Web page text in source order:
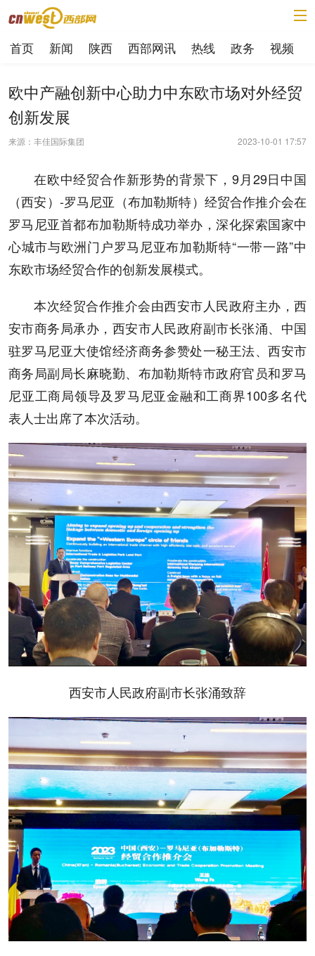
首页 新闻 陕西 西部网讯 热线 政务 视频
欧中产融创新中心助力中东欧市场对外经贸
创新发展
来源：丰佳国际集团 2023-10-01 17:57
在欧中经贸合作新形势的背景下，9月29日中国
（西安）-罗马尼亚（布加勒斯特）经贸合作推介会在
罗马尼亚首都布加勒斯特成功举办，深化探索国家中
心城市与欧洲门户罗马尼亚布加勒斯特“一带一路”中
东欧市场经贸合作的创新发展模式。
本次经贸合作推介会由西安市人民政府主办，西
安市商务局承办，西安市人民政府副市长张涌、中国
驻罗马尼亚大使馆经济商务参赞处一秘王法、西安市
商务局副局长麻晓勤、布加勒斯特市政府官员和罗马
尼亚工商局领导及罗马尼亚金融和工商界100多名代
表人士出席了本次活动。
西安市人民政府副市长张涌致辞